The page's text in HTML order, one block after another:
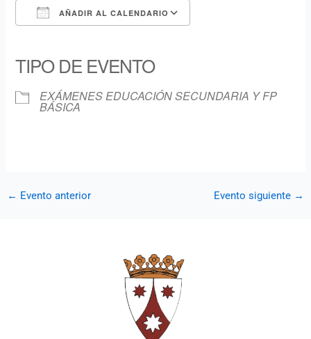
AÑADIR AL CALENDARIO
TIPO DE EVENTO
EXÁMENES EDUCACIÓN SECUNDARIA Y FP
BÁSICA
← Evento anterior Evento siguiente →